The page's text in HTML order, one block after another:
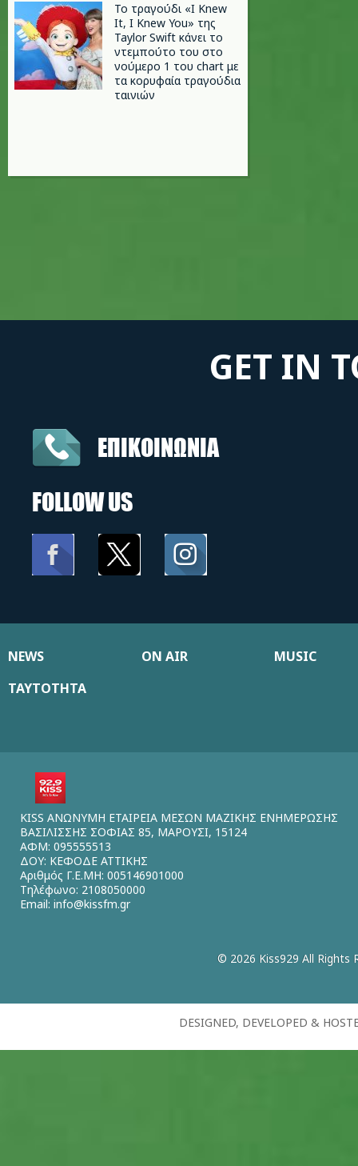
Το τραγούδι «I Knew
It, I Knew You» της
Taylor Swift κάνει το
ντεμπούτο του στο
νούμερο 1 του chart με
τα κορυφαία τραγούδια
ταινιών
GET IN
ΕΠΙΚΟΙΝΩΝΙΑ
FOLLOW US
NEWS ON AIR
MUSIC
ΤΑΥΤΟΤΗΤΑ
KISS ΑΝΩΝΥΜΗ ΕΤΑΙΡΕΙΑ ΜΕΣΩΝ ΜΑΖΙΚΗΣ ΕΝΗΜΕΡΩΣΗΣ
ΒΑΣΙΛΙΣΣΗΣ ΣΟΦΙΑΣ 85, ΜΑΡΟΥΣΙ, 15124
ΑΦΜ: 095555513
ΔΟΥ: ΚΕΦΟΔΕ ΑΤΤΙΚΗΣ
Αριθμός Γ.Ε.ΜΗ: 005146901000
Τηλέφωνο: 2108050000
Email: info@kissfm.gr
© 2026 Kiss929 All Rights
DESIGNED, DEVELOPED &